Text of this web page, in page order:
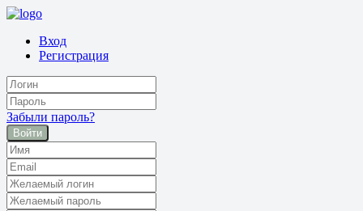
Вход
Регистрация
Забыли пароль?
Войти